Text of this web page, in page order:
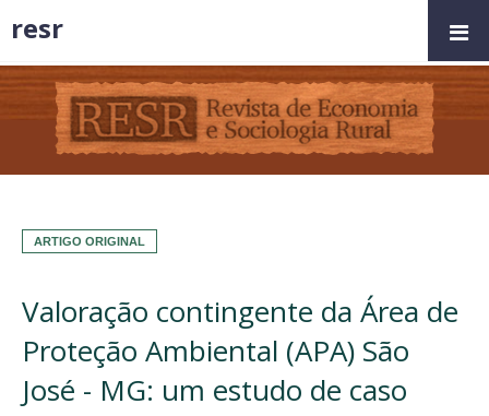
ARTIGO ORIGINAL
Valoração contingente da Área de
Proteção Ambiental (APA) São
José - MG: um estudo de caso
resr